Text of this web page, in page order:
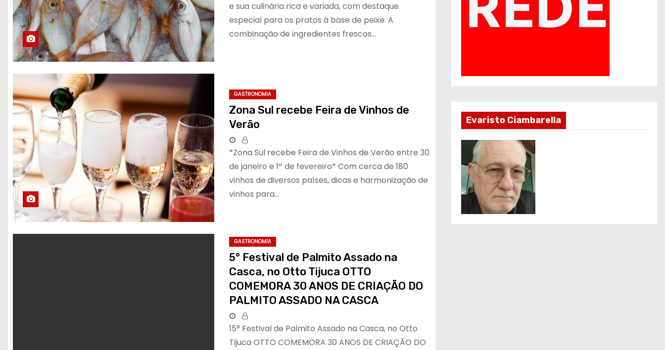
e sua culinária rica e variada, com destaque
especial para os pratos à base de peixe. A
combinação de ingredientes frescos…
GASTRONOMIA
Zona Sul recebe Feira de Vinhos de
Verão
*Zona Sul recebe Feira de Vinhos de Verão entre 30
de janeiro e 1º de fevereiro* Com cerca de 180
vinhos de diversos países, dicas e harmonização de
vinhos para…
GASTRONOMIA
5° Festival de Palmito Assado na
Casca, no Otto Tijuca OTTO
COMEMORA 30 ANOS DE CRIAÇÃO DO
PALMITO ASSADO NA CASCA
15° Festival de Palmito Assado na Casca, no Otto
Tijuca OTTO COMEMORA 30 ANOS DE CRIAÇÃO DO
Evaristo Ciambarella